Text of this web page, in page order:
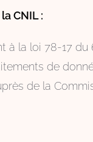
CNIL :
à la loi 78-17
de
de la